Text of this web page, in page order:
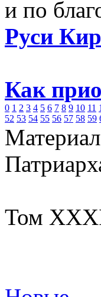
и по
Руси
Как
0 1 2 3 4 5 6 7 8 9 10 11
52 53 54 55 56 57 58 59
Том